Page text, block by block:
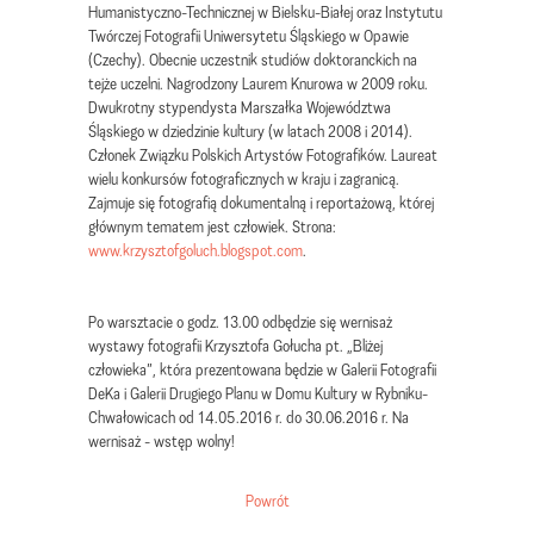
Humanistyczno-Technicznej w Bielsku-Białej oraz Instytutu
Twórczej Fotografii Uniwersytetu Śląskiego w Opawie
(Czechy). Obecnie uczestnik studiów doktoranckich na
tejże uczelni. Nagrodzony Laurem Knurowa w 2009 roku.
Dwukrotny stypendysta Marszałka Województwa
Śląskiego w dziedzinie kultury (w latach 2008 i 2014).
Członek Związku Polskich Artystów Fotografików. Laureat
wielu konkursów fotograficznych w kraju i zagranicą.
Zajmuje się fotografią dokumentalną i reportażową, której
głównym tematem jest człowiek. Strona:
www.krzysztofgoluch.blogspot.com.
Po warsztacie o godz. 13.00 odbędzie się wernisaż
wystawy fotografii Krzysztofa Gołucha pt. „Bliżej
człowieka”, która prezentowana będzie w Galerii Fotografii
DeKa i Galerii Drugiego Planu w Domu Kultury w Rybniku-
Chwałowicach od 14.05.2016 r. do 30.06.2016 r. Na
wernisaż - wstęp wolny!
Powrót